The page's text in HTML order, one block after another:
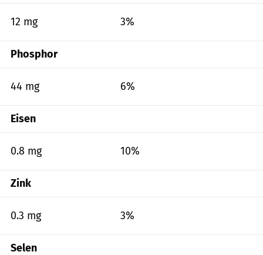
12 mg 3%
Phosphor
44 mg 6%
Eisen
0.8 mg 10%
Zink
0.3 mg 3%
Selen